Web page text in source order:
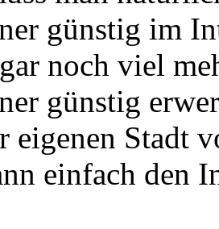
günstig im
noch viel
günstig
eigenen Stadt
einfach den